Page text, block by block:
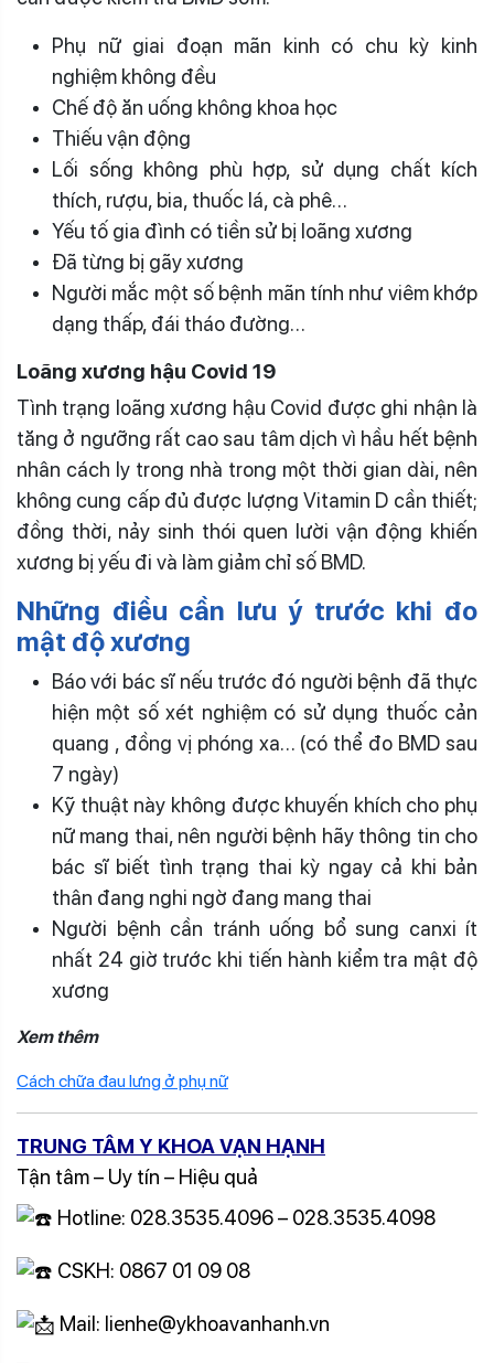
Phụ nữ giai đoạn mãn kinh có chu kỳ kinh
nghiệm không đều
Chế độ ăn uống không khoa học
Thiếu vận động
Lối sống không phù hợp, sử dụng chất kích
thích, rượu, bia, thuốc lá, cà phê…
Yếu tố gia đình có tiền sử bị loãng xương
Đã từng bị gãy xương
Người mắc một số bệnh mãn tính như viêm khớp
dạng thấp, đái tháo đường…
Loãng xương hậu Covid 19
Tình trạng loãng xương hậu Covid được ghi nhận là
tăng ở ngưỡng rất cao sau tâm dịch vì hầu hết bệnh
nhân cách ly trong nhà trong một thời gian dài, nên
không cung cấp đủ được lượng Vitamin D cần thiết;
đồng thời, nảy sinh thói quen lười vận động khiến
xương bị yếu đi và làm giảm chỉ số BMD.
Những điều cần lưu ý trước khi đo
mật độ xương
Báo với bác sĩ nếu trước đó người bệnh đã thực
hiện một số xét nghiệm có sử dụng thuốc cản
quang , đồng vị phóng xa… (có thể đo BMD sau
7 ngày)
Kỹ thuật này không được khuyến khích cho phụ
nữ mang thai, nên người bệnh hãy thông tin cho
bác sĩ biết tình trạng thai kỳ ngay cả khi bản
thân đang nghi ngờ đang mang thai
Người bệnh cần tránh uống bổ sung canxi ít
nhất 24 giờ trước khi tiến hành kiểm tra mật độ
xương
Xem thêm
Cách chữa đau lưng ở phụ nữ
TRUNG TÂM Y KHOA VẠN HẠNH
Tận tâm – Uy tín – Hiệu quả
Hotline: 028.3535.4096 – 028.3535.4098
CSKH: 0867 01 09 08
Mail: lienhe@ykhoavanhanh.vn